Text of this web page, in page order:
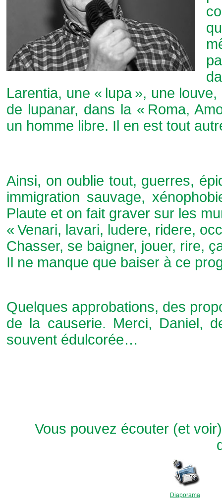
Larentia, une « lupa », une
de lupanar, dans la « Roma,
un homme libre. Il en est tout
Ainsi, on oublie tout, guerres,
immigration sauvage,
Plaute et on fait graver sur les
« Venari, lavari, ludere, ridere,
Chasser, se baigner, jouer, rire,
Il ne manque que baiser à ce
Quelques approbations, des
de la causerie. Merci, Daniel,
souvent édulcorée…
Vous pouvez écouter (et
Diaporama